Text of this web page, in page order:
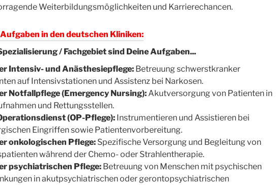
Weiterbildungsmöglichkeiten und Karrierechancen.
in den deutschen Kliniken:
/ Fachgebiet sind Deine Aufgaben...
Intensiv- und Anästhesiepflege: Betreuung schwerstkranker
auf Intensivstationen und Assistenz bei Narkosen.
Notfallpflege (Emergency Nursing):Akutversorgung von Patienten in
und Rettungsstellen.
(OP-Pflege): Instrumentieren und Assistieren bei
Eingriffen sowie Patientenvorbereitung.
onkologischen Pflege: Spezifische Versorgung und Begleitung von
während der Chemo- oder Strahlentherapie.
psychiatrischen Pflege: Betreuung von Menschen mit psychischen
in akutpsychiatrischen oder gerontopsychiatrischen